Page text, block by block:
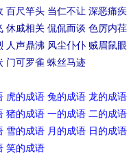
百尺竿头 当仁不让 深恶痛疾
休戚相关 侃侃而谈 色厉内荏
人声鼎沸 风尘仆仆 贼眉鼠眼
门可罗雀 蛛丝马迹
虎的成语 兔的成语 龙的成语
猪的成语 一的成语 二的成语
雪的成语 月的成语 日的成语
笑的成语